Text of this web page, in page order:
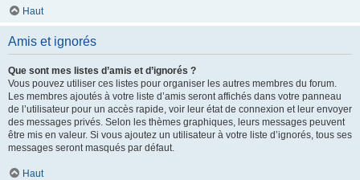
Haut
Amis et ignorés
Que sont mes listes d’amis et d’ignorés ?
Vous pouvez utiliser ces listes pour organiser les autres membres du forum.
Les membres ajoutés à votre liste d’amis seront affichés dans votre panneau
de l’utilisateur pour un accès rapide, voir leur état de connexion et leur envoyer
des messages privés. Selon les thèmes graphiques, leurs messages peuvent
être mis en valeur. Si vous ajoutez un utilisateur à votre liste d’ignorés, tous ses
messages seront masqués par défaut.
Haut